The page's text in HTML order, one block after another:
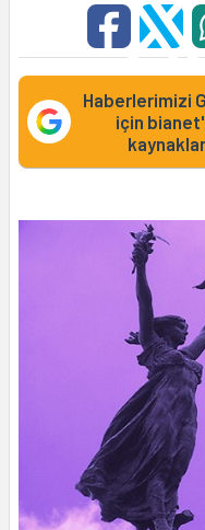
Haberlerimizi
için